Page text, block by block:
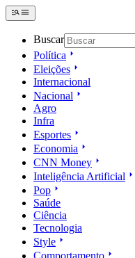
Buscar
Política
Eleições
Internacional
Nacional
Agro
Infra
Esportes
Economia
CNN Money
Inteligência Artificial
Pop
Saúde
Ciência
Tecnologia
Style
Comportamento